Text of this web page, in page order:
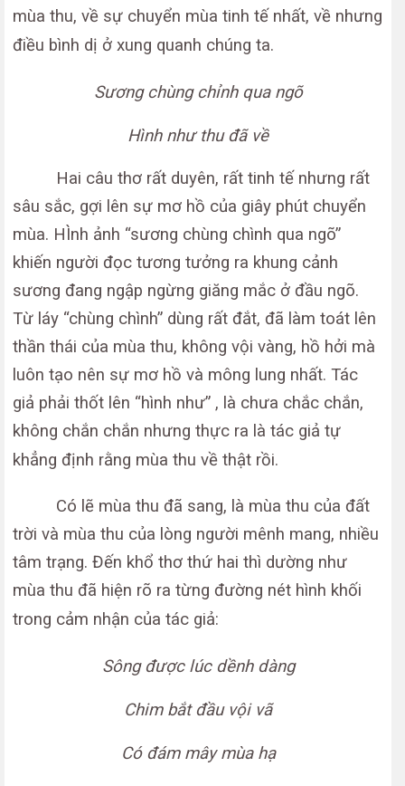
mùa thu, về sự chuyển mùa tinh tế nhất, về nhưng
điều bình dị ở xung quanh chúng ta.
Sương chùng chỉnh qua ngõ
Hình như thu đã về
Hai câu thơ rất duyên, rất tinh tế nhưng rất
sâu sắc, gợi lên sự mơ hồ của giây phút chuyển
mùa. HÌnh ảnh “sương chùng chình qua ngõ”
khiến người đọc tương tưởng ra khung cảnh
sương đang ngập ngừng giăng mắc ở đầu ngõ.
Từ láy “chùng chình” dùng rất đắt, đã làm toát lên
thần thái của mùa thu, không vội vàng, hồ hởi mà
luôn tạo nên sự mơ hồ và mông lung nhất. Tác
giả phải thốt lên “hình như” , là chưa chắc chắn,
không chắn chắn nhưng thực ra là tác giả tự
khẳng định rằng mùa thu về thật rồi.
Có lẽ mùa thu đã sang, là mùa thu của đất
trời và mùa thu của lòng người mênh mang, nhiều
tâm trạng. Đến khổ thơ thứ hai thì dường như
mùa thu đã hiện rõ ra từng đường nét hình khối
trong cảm nhận của tác giả:
Sông được lúc dềnh dàng
Chim bắt đầu vội vã
Có đám mây mùa hạ